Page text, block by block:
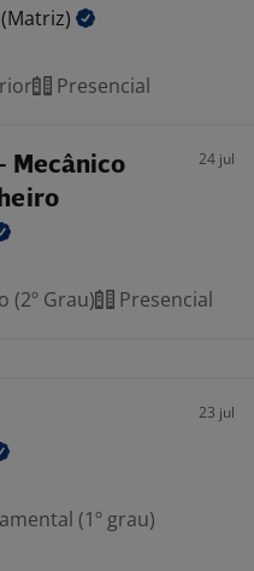
(Matriz)
Presencial
Mecânico
24 jul
(2º Grau) Presencial
23 jul
(1º grau)